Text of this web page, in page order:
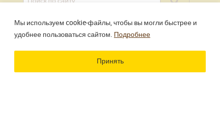
Мы используем cookie‑файлы, чтобы вы могли быстрее и
удобнее пользоваться сайтом. Подробнее
Принять
при наличии активной ссылки.
Цветографика